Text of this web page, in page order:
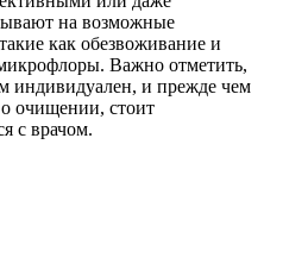
на возможные
как обезвоживание и
Важно отметить,
индивидуален, и прежде чем
очищении, стоит
с врачом.